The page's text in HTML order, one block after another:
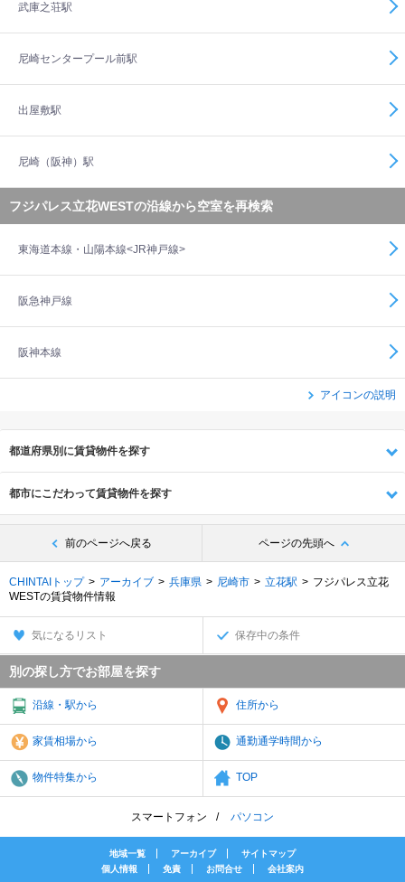
武庫之荘駅
尼崎センタープール前駅
出屋敷駅
尼崎（阪神）駅
フジパレス立花WESTの沿線から空室を再検索
東海道本線・山陽本線<JR神戸線>
阪急神戸線
阪神本線
アイコンの説明
都道府県別に賃貸物件を探す
都市にこだわって賃貸物件を探す
前のページへ戻る ページの先頭へ
CHINTAIトップ アーカイブ 兵庫県 尼崎市 立花駅
フジパレス立花
WESTの賃貸物件情報
気になるリスト 保存中の条件
別の探し方でお部屋を探す
沿線・駅から 住所から
家賃相場から 通勤通学時間から
物件特集から TOP
スマートフォン パソコン
地域一覧 アーカイブ
サイトマップ
個人情報
免責 お問合せ 会社案内